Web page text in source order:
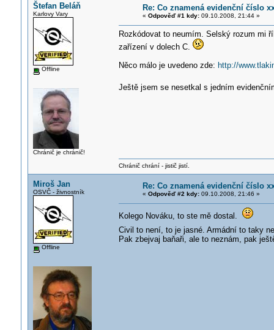
Štefan Beláň
Karlovy Vary
Offline
Chránič je chránič!
Re: Co znamená evidenční číslo
« Odpověď #1 kdy:09.10.2008, 21:44 »
Rozkódovat to neumím. Selský rozum mi
zařízení v dolech C.
Něco málo je uvedeno zde: http://
Ještě jsem se nesetkal s jedním
Chránič chrání - jistič jistí.
Miroš Jan
OSVČ - živnostník
Offline
Re: Co znamená evidenční číslo
« Odpověď #2 kdy:09.10.2008, 21:46 »
Kolego Nováku, to ste mě dostal.
Civil to není, to je jasné. Armádní to taky
Pak zbejvaj baňaři, ale to neznám, pak